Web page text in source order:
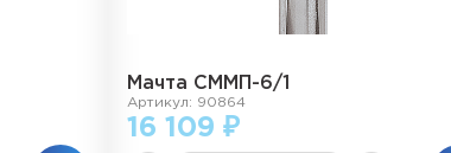
Мачта СММП-6/1
Артикул: 90864
16 109 ₽